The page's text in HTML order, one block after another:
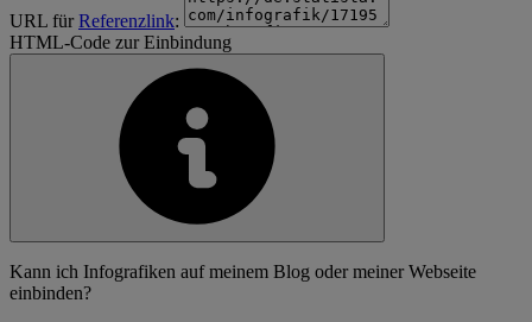
URL fürReferenzlink:
HTML-Code zur Einbindung
Kann ich Infografiken auf meinem Blog oder meiner Webseite
einbinden?